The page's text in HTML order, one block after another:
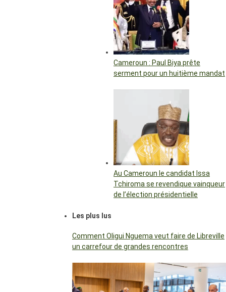
Cameroun : Paul Biya prête
serment pour un huitième mandat
Au Cameroun le candidat Issa
Tchiroma se revendique vainqueur
de l’élection présidentielle
Les plus lus
Comment Oligui Nguema veut faire de Libreville
un carrefour de grandes rencontres